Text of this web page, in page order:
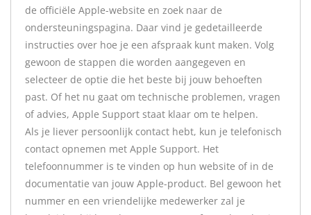
de officiële Apple-website en zoek naar de
ondersteuningspagina. Daar vind je gedetailleerde
instructies over hoe je een afspraak kunt maken. Volg
gewoon de stappen die worden aangegeven en
selecteer de optie die het beste bij jouw behoeften
past. Of het nu gaat om technische problemen, vragen
of advies, Apple Support staat klaar om te helpen.
Als je liever persoonlijk contact hebt, kun je telefonisch
contact opnemen met Apple Support. Het
telefoonnummer is te vinden op hun website of in de
documentatie van jouw Apple-product. Bel gewoon het
nummer en een vriendelijke medewerker zal je